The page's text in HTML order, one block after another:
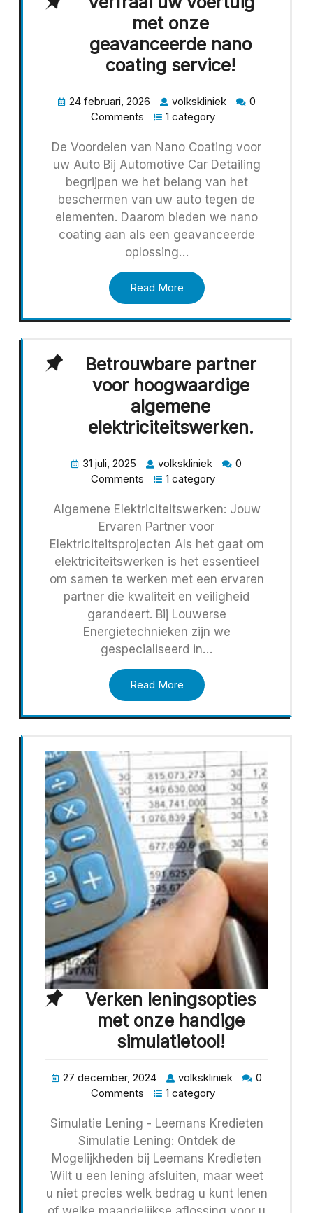
met onze
geavanceerde nano
coating service!
24 februari, 2026 volkskliniek
0
Comments
1 category
De Voordelen van Nano Coating voor
uw Auto Bij Automotive Car Detailing
begrijpen we het belang van het
beschermen van uw auto tegen de
elementen. Daarom bieden we nano
coating aan als een geavanceerde
oplossing…
Read More
Betrouwbare partner
voor hoogwaardige
algemene
elektriciteitswerken.
31 juli, 2025 volkskliniek
0
Comments
1 category
Algemene Elektriciteitswerken: Jouw
Ervaren Partner voor
Elektriciteitsprojecten Als het gaat om
elektriciteitswerken is het essentieel
om samen te werken met een ervaren
partner die kwaliteit en veiligheid
garandeert. Bij Louwerse
Energietechnieken zijn we
gespecialiseerd in…
Read More
Verken leningsopties
met onze handige
simulatietool!
27 december, 2024 volkskliniek
0
Comments
1 category
Simulatie Lening - Leemans Kredieten
Simulatie Lening: Ontdek de
Mogelijkheden bij Leemans Kredieten
Wilt u een lening afsluiten, maar weet
u niet precies welk bedrag u kunt lenen